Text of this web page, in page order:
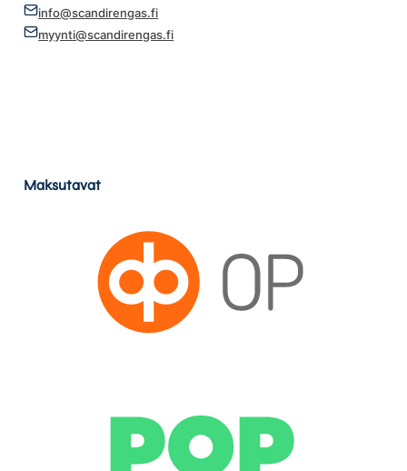
info@scandirengas.fi
myynti@scandirengas.fi
Maksutavat